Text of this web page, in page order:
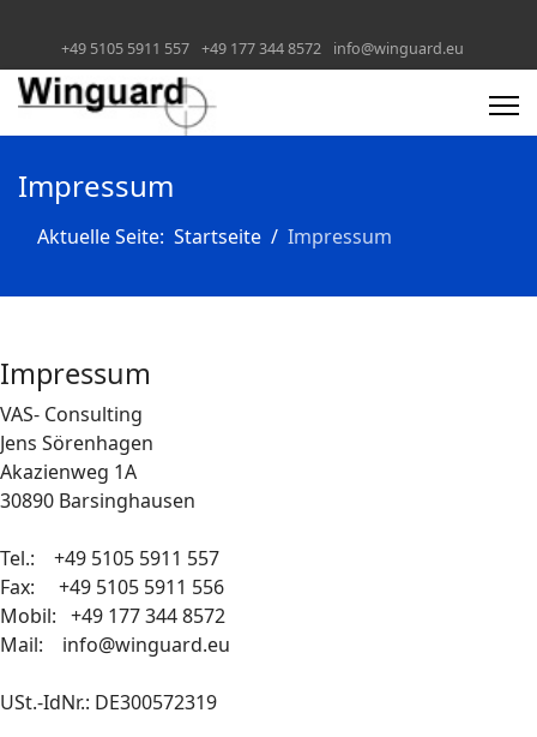
+49 5105 5911 557 +49 177 344 8572 info@winguard.eu
Impressum
Aktuelle Seite: Startseite Impressum
Impressum
VAS- Consulting
Jens Sörenhagen
Akazienweg 1A
30890 Barsinghausen
Tel.: +49 5105 5911 557
Fax: +49 5105 5911 556
Mobil: +49 177 344 8572
Mail: info@winguard.eu
USt.-IdNr.: DE300572319